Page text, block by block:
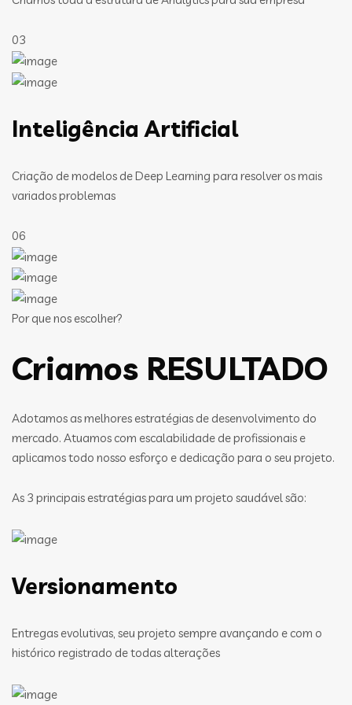
03
Inteligência Artificial
Criação de modelos de Deep Learning para resolver os mais
variados problemas
06
Por que nos escolher?
Criamos RESULTADO
Adotamos as melhores estratégias de desenvolvimento do
mercado. Atuamos com escalabilidade de profissionais e
aplicamos todo nosso esforço e dedicação para o seu projeto.
As 3 principais estratégias para um projeto saudável são:
Versionamento
Entregas evolutivas, seu projeto sempre avançando e com o
histórico registrado de todas alterações